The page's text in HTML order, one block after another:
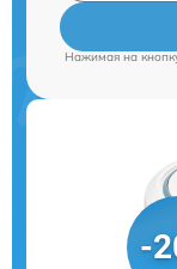
Нажимая на
-